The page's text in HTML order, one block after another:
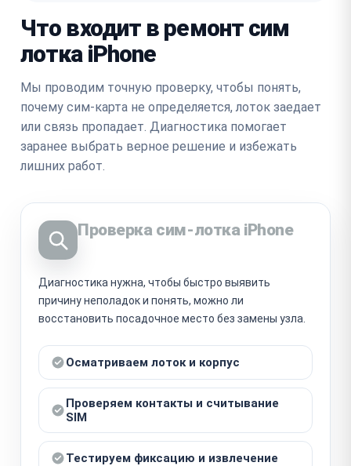
Что входит в ремонт сим
лотка iPhone
Мы проводим точную проверку, чтобы понять,
почему сим-карта не определяется, лоток заедает
или связь пропадает. Диагностика помогает
заранее выбрать верное решение и избежать
лишних работ.
Проверка сим-лотка iPhone
Диагностика нужна, чтобы быстро выявить
причину неполадок и понять, можно ли
восстановить посадочное место без замены узла.
Осматриваем лоток и корпус
Проверяем контакты и считывание
SIM
Тестируем фиксацию и извлечение